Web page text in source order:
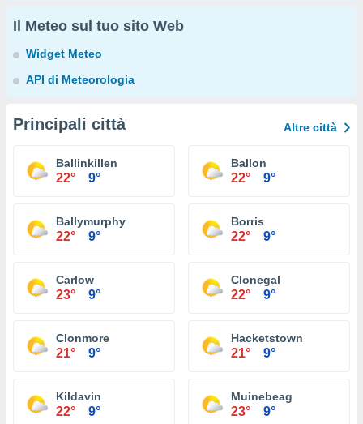
Il Meteo sul tuo sito Web
Widget Meteo
API di Meteorologia
Principali città Altre città
Ballinkillen
22° 9°
Ballon
22° 9°
Ballymurphy
22° 9°
Borris
22° 9°
Carlow
23° 9°
Clonegal
22° 9°
Clonmore
21° 9°
Hacketstown
21° 9°
Kildavin
22° 9°
Muinebeag
23° 9°